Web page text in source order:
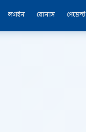
লগইন বোনাস পেমেন্ট